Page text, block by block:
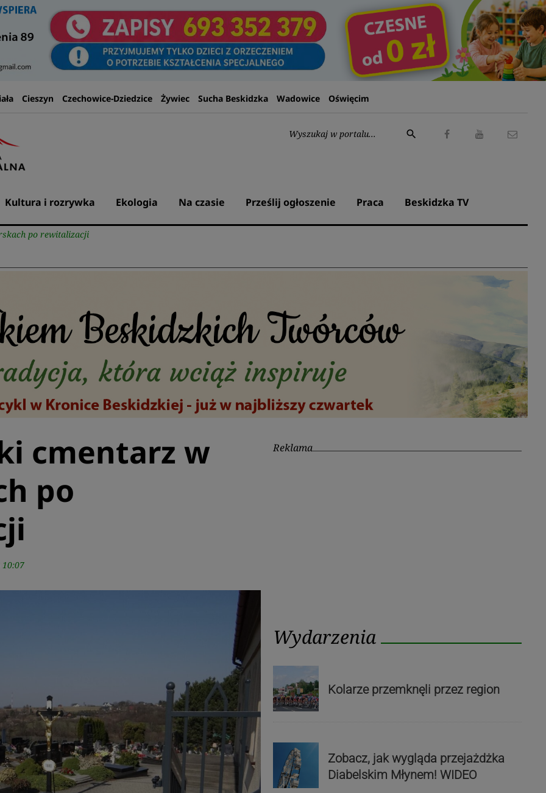
Cieszyn Czechowice-Dziedzice Żywiec Sucha Beskidzka Wadowice Oświęcim
Wyszukaj:
search
Kultura i rozrywka Ekologia Na czasie Prześlij ogłoszenie Praca Beskidzka TV
po rewitalizacji
cmentarz w
po
10:07
Reklama
Wydarzenia
Kolarze przemknęli przez region
Zobacz, jak wygląda przejażdżka
Diabelskim Młynem! WIDEO